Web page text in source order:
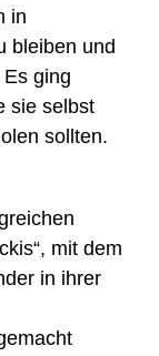
in
bleiben und
ging
sie selbst
sollten.
mit dem
in ihrer